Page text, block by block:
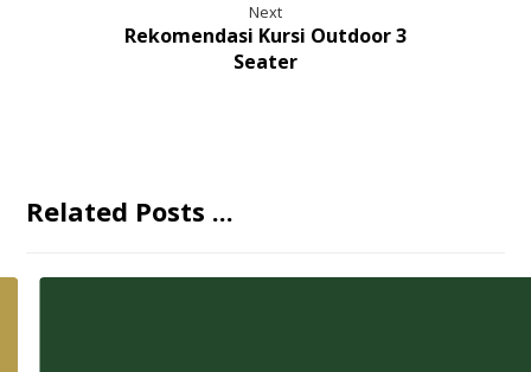
Next
Rekomendasi Kursi Outdoor 3
Seater
Related Posts ...